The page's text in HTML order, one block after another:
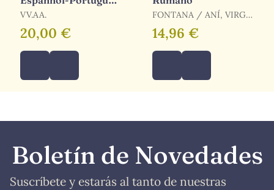
/ Português-
VV.AA.
20,00 €
FONTANA / ANÍ, VIRGIL
/ FONTANA, JOAN /
LUPU, CATALINA
14,96 €
Boletín de Novedades
Suscríbete y estarás al tanto de nuestras